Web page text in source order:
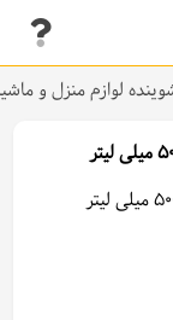
لوازم منزل و